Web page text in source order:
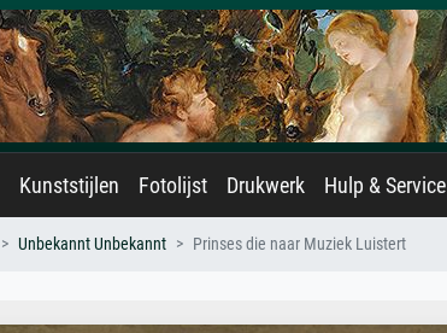
Kunststijlen Fotolijst Drukwerk Hulp & Service
Unbekannt Unbekannt Prinses die naar Muziek Luistert